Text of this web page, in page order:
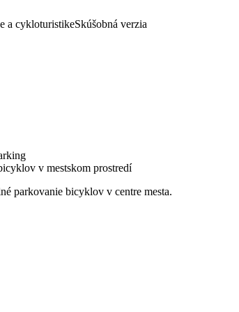
a cykloturistikeSkúšobná verzia
v mestskom prostredí
parkovanie bicyklov v centre mesta.